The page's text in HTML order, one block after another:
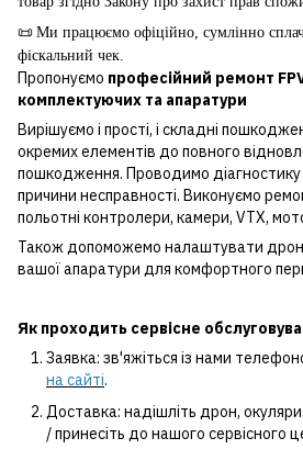
📜 Ми працюємо офіційно, сумлінно
фіскальний чек.
Пропонуємо професійний ремонт
комплектуючих та апаратури
Вирішуємо і прості, і складні
окремих елементів до повного
пошкодження. Проводимо
причини несправності. Виконуємо
польотні контролери, камери, VTX,
Також допоможемо налаштувати дрон
вашої апаратури для комфортного
Як проходить сервісне
Заявка: зв'яжіться із нами
на сайті.
Доставка: надішліть дрон,
/ принесіть до нашого сервісного